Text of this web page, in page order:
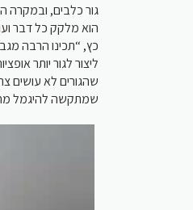
גור כלבים, ובמקרה
הוא מלקק כל דבר
כץ, “תכינו הרבה
ליצור לגור יותר
שהגורים לא עושים
שמתקשה להיגמל